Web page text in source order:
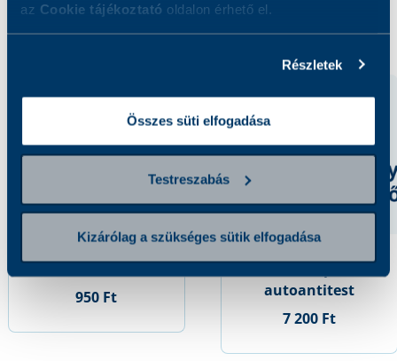
az Cookie tájékoztató oldalon érhető el.
Részletek
Összes süti elfogadása
Testreszabás
Kizárólag a szükséges sütik elfogadása
Kapcsolódó szolgáltatások
Transzferrin
950 Ft
TSH receptor
autoantitest
7 200 Ft